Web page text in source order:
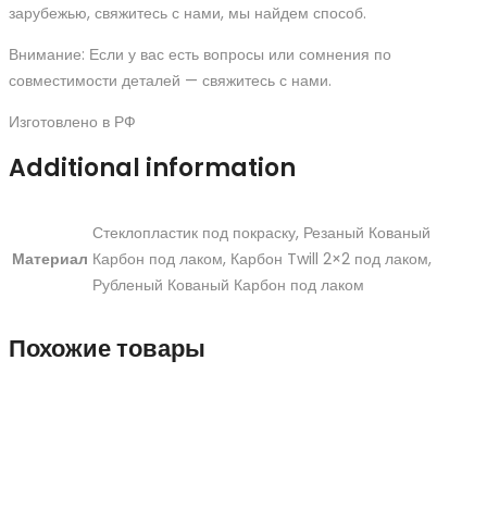
зарубежью, свяжитесь с нами, мы найдем способ.
Внимание: Если у вас есть вопросы или сомнения по
совместимости деталей — свяжитесь с нами.
Изготовлено в РФ
Additional information
Материал
Стеклопластик под покраску, Резаный Кованый
Карбон под лаком, Карбон Twill 2×2 под лаком,
Рубленый Кованый Карбон под лаком
Похожие товары